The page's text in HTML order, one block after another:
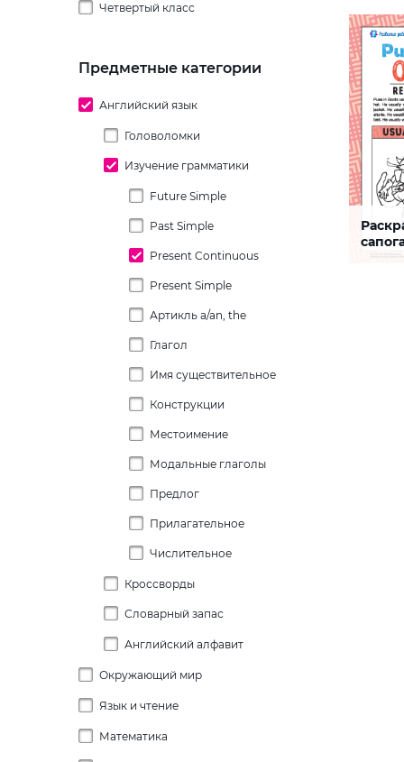
5 лет
Четвертый класс
Предметные категории
Английский язык
Головоломки
Изучение грамматики
Future Simple
Past Simple
Present Continuous
Present Simple
Артикль a/an, the
Глагол
Имя существительное
Конструкции
Местоимение
Модальные глаголы
Предлог
Прилагательное
Числительное
Кроссворды
Словарный запас
Времена года и погода
Дни недели и месяцы
Еда (продукты питания)
Животные
Английский алфавит
Буква А
Буква B
Буква C
Окружающий мир
Времена и месяцы года
Дни недели
Язык и чтение
Строение слова
Математика
знание
СКАЧАТЬ